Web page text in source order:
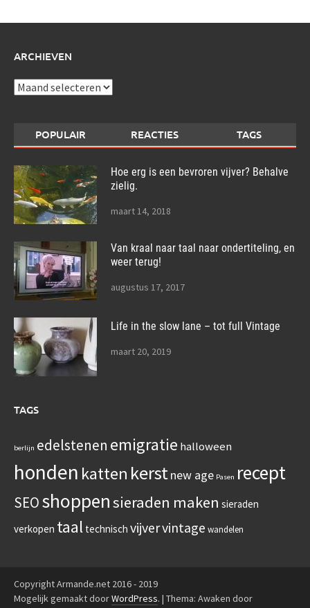
ARCHIEVEN
Archieven
POPULAIR REACTIES TAGS
Hoe erg is een bevroren vijver? Behalve
zielig.
maart 14, 2018
Van kraal naar taal naar ondertiteling, en
weer terug!
augustus 17, 2017
Life in the slow lane – tot full Vintage
maart 20, 2019
TAGS
berlijn edelstenen emigratie halloween
honden katten kerstnew age Pasen recept
SEOshoppensieraden maken sieraden
verkopen taal technisch vijvervintage wandelen
Copyright Armande.net 2016 - 2019
Mogelijk gemaakt doorWordPress. | Thema: Awaken door